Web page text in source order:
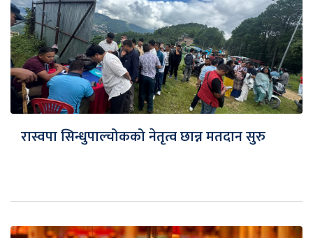
रास्वपा सिन्धुपाल्चोकको नेतृत्व छान्न मतदान सुरु